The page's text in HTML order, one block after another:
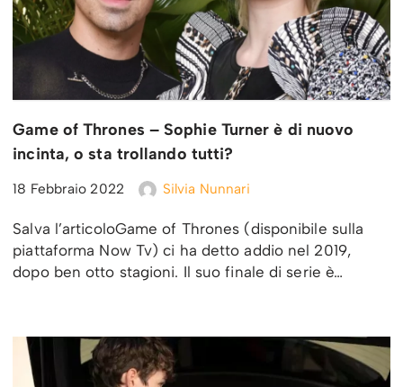
Game of Thrones – Sophie Turner è di nuovo
incinta, o sta trollando tutti?
18 Febbraio 2022 Silvia Nunnari
Salva l’articoloGame of Thrones (disponibile sulla
piattaforma Now Tv) ci ha detto addio nel 2019,
dopo ben otto stagioni. Il suo finale di serie è…